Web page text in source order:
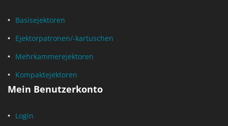
Basisejektoren
Ejektorpatronen/-kartuschen
Mehrkammerejektoren
Kompaktejektoren
Mein Benutzerkonto
Login